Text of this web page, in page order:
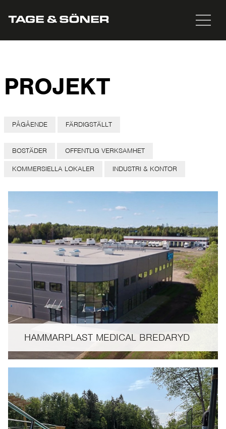
PROJEKT
PÅGÅENDE FÄRDIGSTÄLLT
BOSTÄDER OFFENTLIG VERKSAMHET
KOMMERSIELLA LOKALER INDUSTRI & KONTOR
HAMMARPLAST MEDICAL BREDARYD